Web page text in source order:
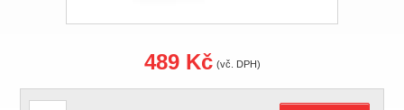
489 Kč (vč. DPH)